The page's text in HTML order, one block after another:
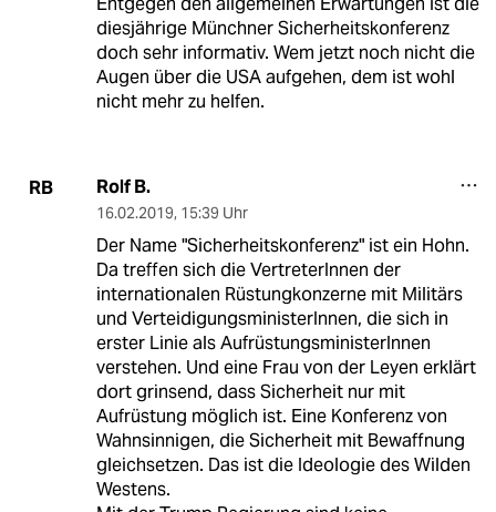
diesjährige Münchner Sicherheitskonferenz
doch sehr informativ. Wem jetzt noch nicht die
Augen über die USA aufgehen, dem ist wohl
nicht mehr zu helfen.
RB Rolf B.
16.02.2019, 15:39 Uhr
Der Name "Sicherheitskonferenz" ist ein Hohn.
Da treffen sich die VertreterInnen der
internationalen Rüstungkonzerne mit Militärs
und VerteidigungsministerInnen, die sich in
erster Linie als AufrüstungsministerInnen
verstehen. Und eine Frau von der Leyen erklärt
dort grinsend, dass Sicherheit nur mit
Aufrüstung möglich ist. Eine Konferenz von
Wahnsinnigen, die Sicherheit mit Bewaffnung
gleichsetzen. Das ist die Ideologie des Wilden
Westens.